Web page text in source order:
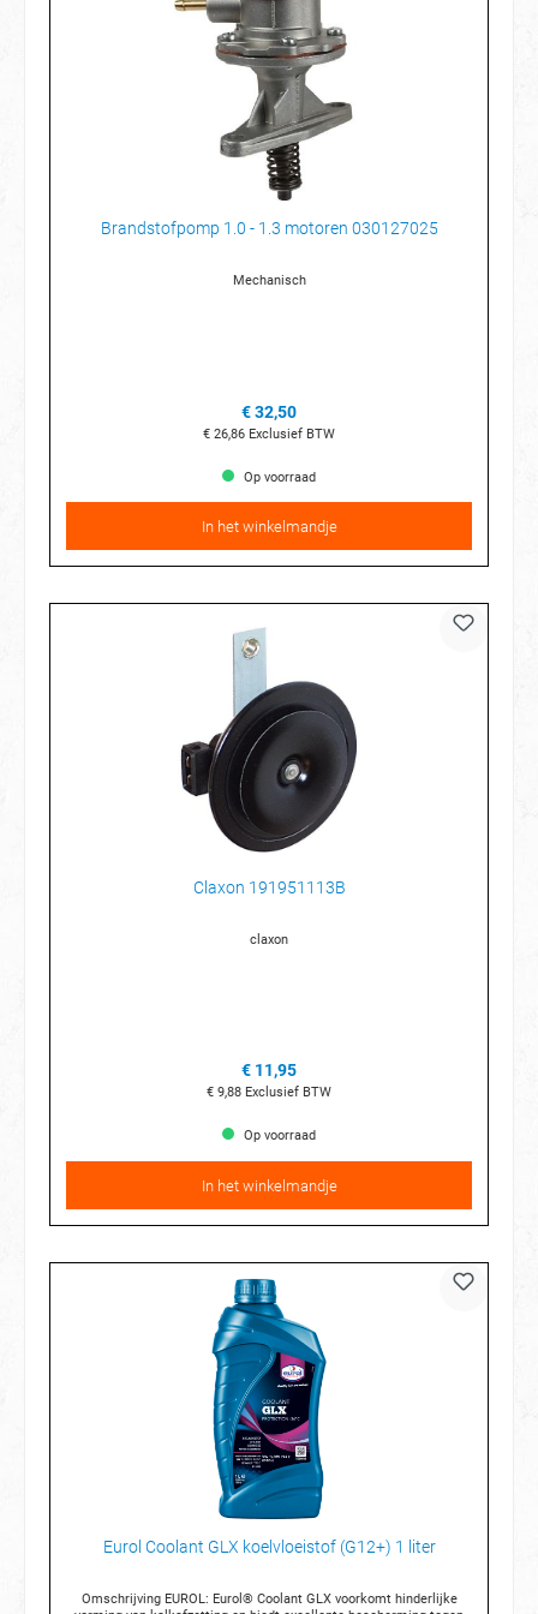
Brandstofpomp 1.0 - 1.3 motoren 030127025
Mechanisch
€ 32,50
€ 26,86 Exclusief BTW
Op voorraad
In het winkelmandje
Claxon 191951113B
claxon
€ 11,95
€ 9,88 Exclusief BTW
Op voorraad
In het winkelmandje
Eurol Coolant GLX koelvloeistof (G12+) 1 liter
Omschrijving EUROL: Eurol® Coolant GLX voorkomt hinderlijke